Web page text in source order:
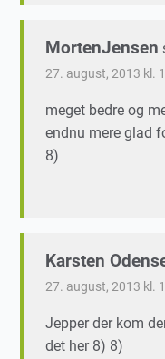
MortenJensen
27. august, 2013 kl.
meget bedre og
endnu mere glad
8)
Karsten
27. august, 2013 kl.
Jepper der kom
det her 8) 8)